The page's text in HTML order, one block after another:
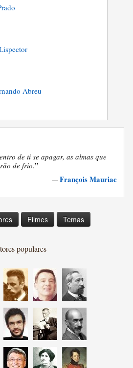
Abreu
de ti se apagar, as almas que
de frio.”
—François Mauriac
Filmes Temas
populares